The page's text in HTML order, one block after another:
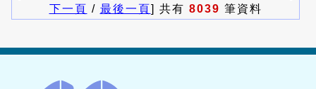
下一頁 / 最後一頁] 共有 8039 筆資料